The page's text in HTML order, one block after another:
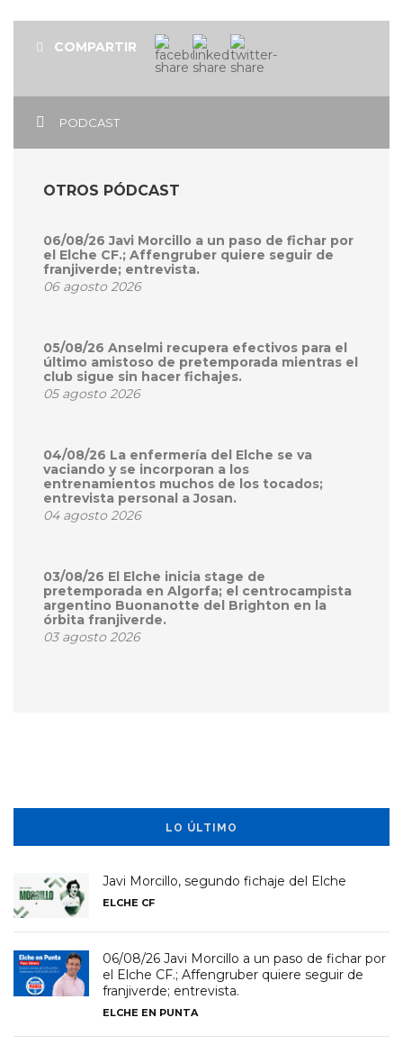
COMPARTIR
PODCAST
OTROS PÓDCAST
06/08/26 Javi Morcillo a un paso de fichar por
el Elche CF.; Affengruber quiere seguir de
franjiverde; entrevista.
06 agosto 2026
05/08/26 Anselmi recupera efectivos para el
último amistoso de pretemporada mientras el
club sigue sin hacer fichajes.
05 agosto 2026
04/08/26 La enfermería del Elche se va
vaciando y se incorporan a los
entrenamientos muchos de los tocados;
entrevista personal a Josan.
04 agosto 2026
03/08/26 El Elche inicia stage de
pretemporada en Algorfa; el centrocampista
argentino Buonanotte del Brighton en la
órbita franjiverde.
03 agosto 2026
LO ÚLTIMO
Javi Morcillo, segundo fichaje del Elche
ELCHE CF
06/08/26 Javi Morcillo a un paso de fichar por
el Elche CF.; Affengruber quiere seguir de
franjiverde; entrevista.
ELCHE EN PUNTA